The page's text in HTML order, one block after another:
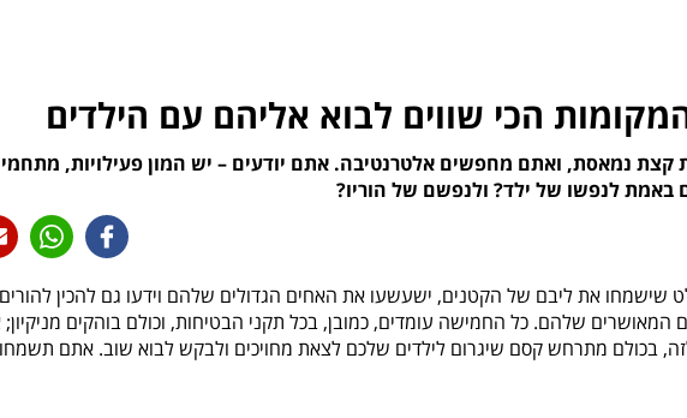
הכי שווים לבוא אליהם עם הילדים
קצת נמאסת, ואתם מחפשים אלטרנטיבה. אתם יודעים – יש המון פעילויות,
באמת לנפשו של ילד? ולנפשם של הוריו?
את ליבם של הקטנים, ישעשעו את האחים הגדולים שלהם וידעו גם להכין להורים
המאושרים שלהם. כל החמישה עומדים, כמובן, בכל תקני הבטיחות, וכולם בוהקים
בכולם מתרחש קסם שיגרום לילדים שלכם לצאת מחויכים ולבקש לבוא שוב. אתם תשמחו